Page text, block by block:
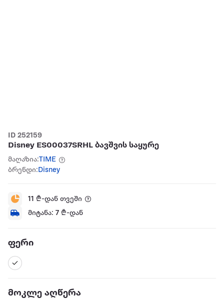
ID 252159
Disney ES00037SRHL ბავშვის საყურე
მაღაზია:TIME
ბრენდი:Disney
11 ₾-დან თვეში
მიტანა: 7 ₾-დან
ფერი
მოკლე აღწერა